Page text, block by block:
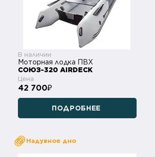
В наличии
Моторная лодка ПВХ
СОЮЗ-320 AIRDECK
Цена
42 700₽
ПОДРОБНЕЕ
Надувное дно